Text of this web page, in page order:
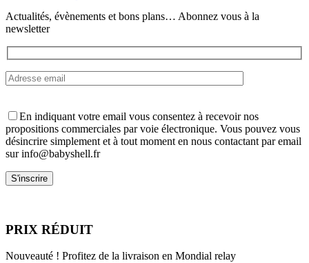
page
du
Actualités, évènements et bons plans… Abonnez vous à la
newsletter
En indiquant votre email vous consentez à recevoir nos
propositions commerciales par voie électronique. Vous pouvez vous
désincrire simplement et à tout moment en nous contactant par email
sur info@babyshell.fr
PRIX RÉDUIT
Nouveauté ! Profitez de la livraison en Mondial relay